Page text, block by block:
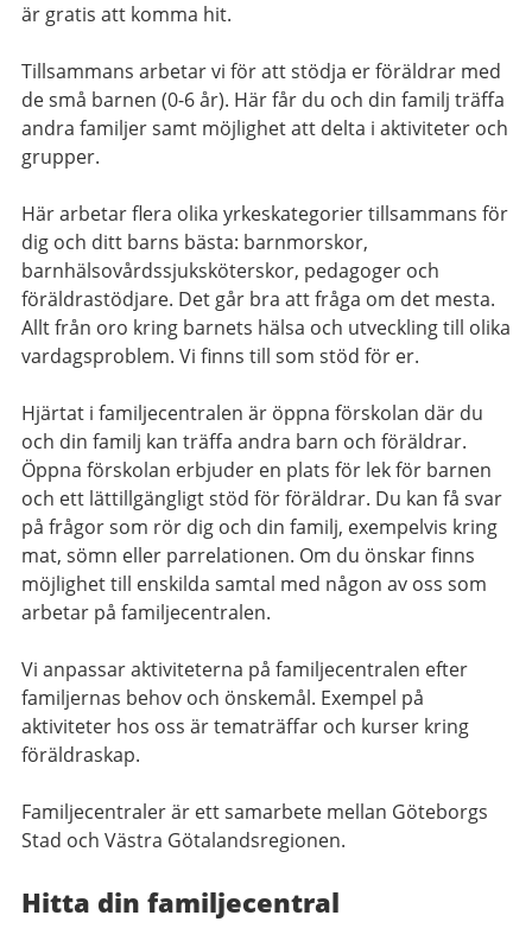
är gratis att komma hit.
Tillsammans arbetar vi för att stödja er föräldrar med
de små barnen (0-6 år). Här får du och din familj träffa
andra familjer samt möjlighet att delta i aktiviteter och
grupper.
Här arbetar flera olika yrkeskategorier tillsammans för
dig och ditt barns bästa: barnmorskor,
barnhälsovårdssjuksköterskor, pedagoger och
föräldrastödjare. Det går bra att fråga om det mesta.
Allt från oro kring barnets hälsa och utveckling till olika
vardagsproblem. Vi finns till som stöd för er.
Hjärtat i familjecentralen är öppna förskolan där du
och din familj kan träffa andra barn och föräldrar.
Öppna förskolan erbjuder en plats för lek för barnen
och ett lättillgängligt stöd för föräldrar. Du kan få svar
på frågor som rör dig och din familj, exempelvis kring
mat, sömn eller parrelationen. Om du önskar finns
möjlighet till enskilda samtal med någon av oss som
arbetar på familjecentralen.
Vi anpassar aktiviteterna på familjecentralen efter
familjernas behov och önskemål. Exempel på
aktiviteter hos oss är tematräffar och kurser kring
föräldraskap.
Familjecentraler är ett samarbete mellan Göteborgs
Stad och Västra Götalandsregionen.
Hitta din familjecentral